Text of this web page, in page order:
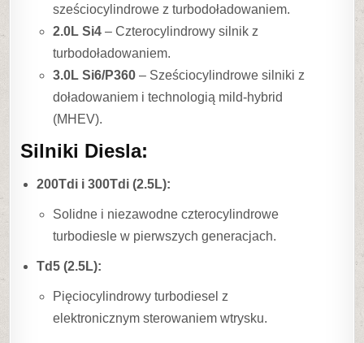
sześciocylindrowe z turbodoładowaniem.
2.0L Si4 – Czterocylindrowy silnik z
turbodoładowaniem.
3.0L Si6/P360 – Sześciocylindrowe silniki z
doładowaniem i technologią mild-hybrid
(MHEV).
Silniki Diesla:
200Tdi i 300Tdi (2.5L):
Solidne i niezawodne czterocylindrowe
turbodiesle w pierwszych generacjach.
Td5 (2.5L):
Pięciocylindrowy turbodiesel z
elektronicznym sterowaniem wtrysku.